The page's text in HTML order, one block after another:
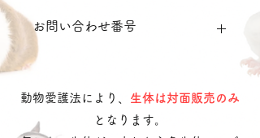
お問い合わせ番号
dmap111
動物愛護法により、 生体は対面販売のみ
となります。